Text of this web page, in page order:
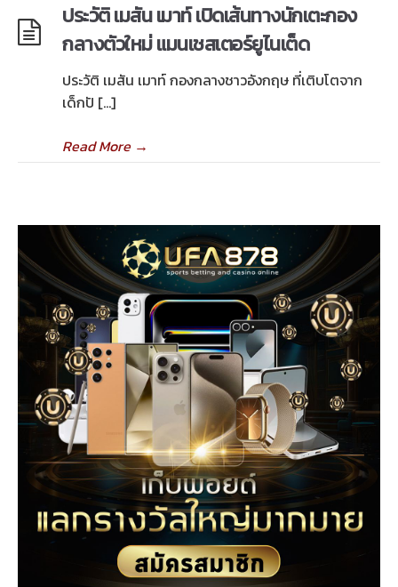
ประวัติ เมสัน เมาท์ เปิดเส้นทางนักเตะกอง
กลางตัวใหม่ แมนเชสเตอร์ยูไนเต็ด
ประวัติ เมสัน เมาท์ กองกลางชาวอังกฤษ ที่เติบโตจาก
เด็กปั […]
Read More→